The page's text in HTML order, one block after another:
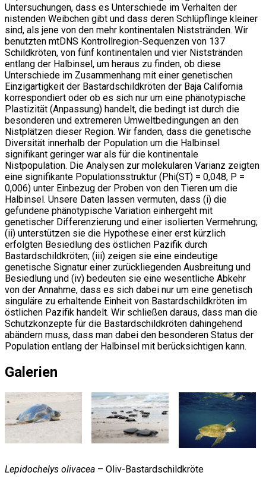
Untersuchungen, dass es Unterschiede im Verhalten der
nistenden Weibchen gibt und dass deren Schlüpflinge kleiner
sind, als jene von den mehr kontinentalen Niststränden. Wir
benutzten mtDNS Kontrollregion-Sequenzen von 137
Schildkröten, von fünf kontinentalen und vier Niststränden
entlang der Halbinsel, um heraus zu finden, ob diese
Unterschiede im Zusammenhang mit einer genetischen
Einzigartigkeit der Bastardschildkröten der Baja California
korrespondiert oder ob es sich nur um eine phänotypische
Plastizität (Anpassung) handelt, die bedingt ist durch die
besonderen und extremeren Umweltbedingungen an den
Nistplätzen dieser Region. Wir fanden, dass die genetische
Diversität innerhalb der Population um die Halbinsel
signifikant geringer war als für die kontinentale
Nistpopulation. Die Analysen zur molekularen Varianz zeigten
eine signifikante Populationsstruktur (Phi(ST) = 0,048, P =
0,006) unter Einbezug der Proben von den Tieren um die
Halbinsel. Unsere Daten lassen vermuten, dass (i) die
gefundene phänotypische Variation einhergeht mit
genetischer Differenzierung und einer isolierten Vermehrung;
(ii) unterstützen sie die Hypothese einer erst kürzlich
erfolgten Besiedlung des östlichen Pazifik durch
Bastardschildkröten; (iii) zeigen sie eine eindeutige
genetische Signatur einer zurückliegenden Ausbreitung und
Besiedlung und (iv) bedeuten sie eine wesentliche Abkehr
von der Annahme, dass es sich dabei nur um eine genetisch
singuläre zu erhaltende Einheit von Bastardschildkröten im
östlichen Pazifik handelt. Wir schließen daraus, dass man die
Schutzkonzepte für die Bastardschildkröten dahingehend
abändern muss, dass man dabei den besonderen Status der
Population entlang der Halbinsel mit berücksichtigen kann.
Galerien
Lepidochelys olivacea – Oliv-Bastardschildkröte